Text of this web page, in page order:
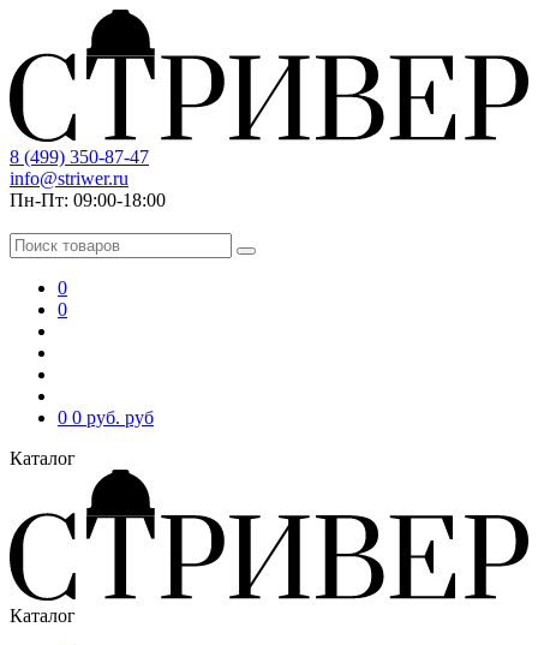
8 (499) 350-87-47
info@striwer.ru
Пн-Пт: 09:00-18:00
0
0
0 0 руб. руб
Каталог
Каталог